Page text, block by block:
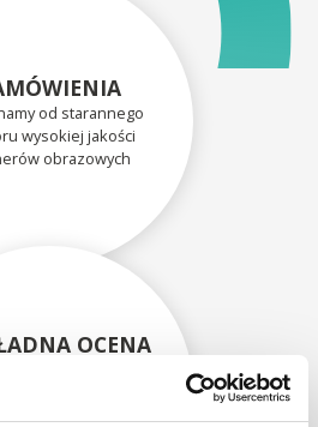
od starannego
wysokiej jakości
obrazowych
OCENA